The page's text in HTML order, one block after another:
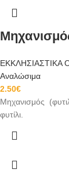
ΕΚΚΛΗΣΙΑΣΤΙΚΑ
Αναλώσιμα
2.50€
Μηχανισμός
φυτίλι.